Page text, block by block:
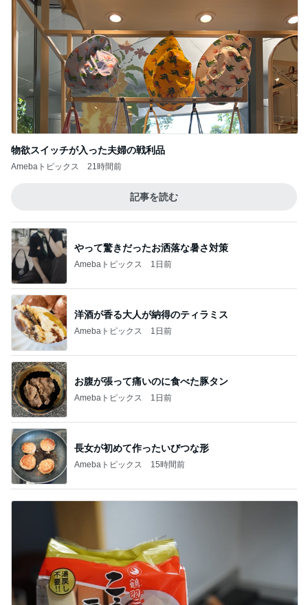
物欲スイッチが入った夫婦の戦利品
Amebaトピックス 21時間前
記事を読む
やって驚きだったお洒落な暑さ対策
Amebaトピックス 1日前
洋酒が香る大人が納得のティラミス
Amebaトピックス 1日前
お腹が張って痛いのに食べた豚タン
Amebaトピックス 1日前
長女が初めて作ったいびつな形
Amebaトピックス 15時間前